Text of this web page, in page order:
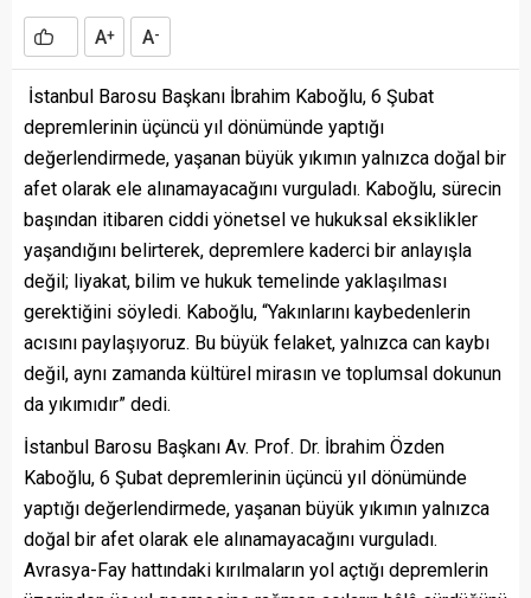
A+ A-
İstanbul Barosu Başkanı İbrahim Kaboğlu, 6 Şubat
depremlerinin üçüncü yıl dönümünde yaptığı
değerlendirmede, yaşanan büyük yıkımın yalnızca doğal bir
afet olarak ele alınamayacağını vurguladı. Kaboğlu, sürecin
başından itibaren ciddi yönetsel ve hukuksal eksiklikler
yaşandığını belirterek, depremlere kaderci bir anlayışla
değil; liyakat, bilim ve hukuk temelinde yaklaşılması
gerektiğini söyledi. Kaboğlu, “Yakınlarını kaybedenlerin
acısını paylaşıyoruz. Bu büyük felaket, yalnızca can kaybı
değil, aynı zamanda kültürel mirasın ve toplumsal dokunun
da yıkımıdır” dedi.
İstanbul Barosu Başkanı Av. Prof. Dr. İbrahim Özden
Kaboğlu, 6 Şubat depremlerinin üçüncü yıl dönümünde
yaptığı değerlendirmede, yaşanan büyük yıkımın yalnızca
doğal bir afet olarak ele alınamayacağını vurguladı.
Avrasya-Fay hattındaki kırılmaların yol açtığı depremlerin